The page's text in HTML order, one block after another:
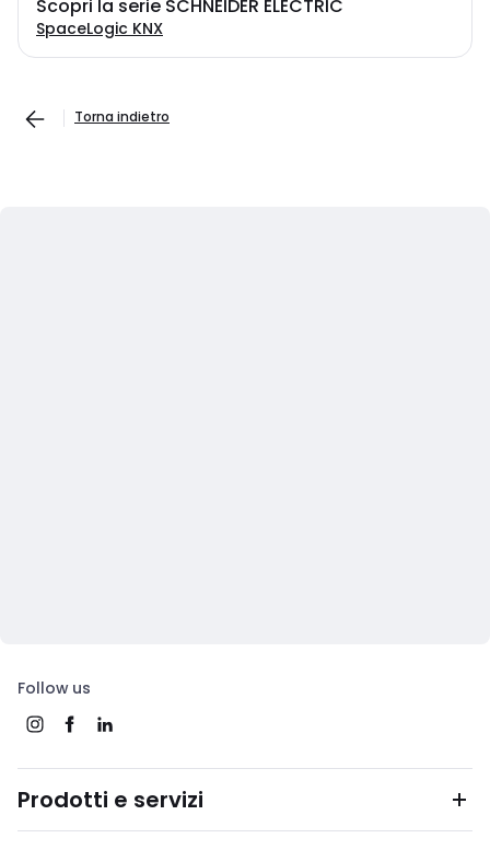
Scopri la serie SCHNEIDER ELECTRIC
SpaceLogic KNX
Torna indietro
Follow us
Prodotti e servizi